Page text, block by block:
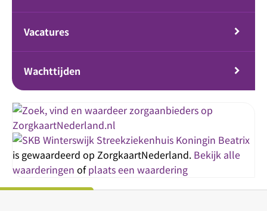
Vacatures
Wachttijden
Streekziekenhuis Koningin Beatrix
is gewaardeerd op ZorgkaartNederland. Bekijk alle
waarderingen ofplaats een waardering